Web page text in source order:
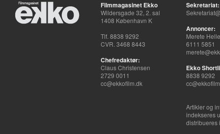
Filmmagasinet Ekko
Wildersgade 32, 2. sal
1408 København K
Tlf. 8838 9292
CVR. 3468 8443
Chefredaktør:
Claus Christensen
2729 0011
cc@ekkofilm.dk
Sekretariat:
Annoncer:
Merete
6111 5851
Ekko
8838 9292
Artikler og
indekseres
distribueres